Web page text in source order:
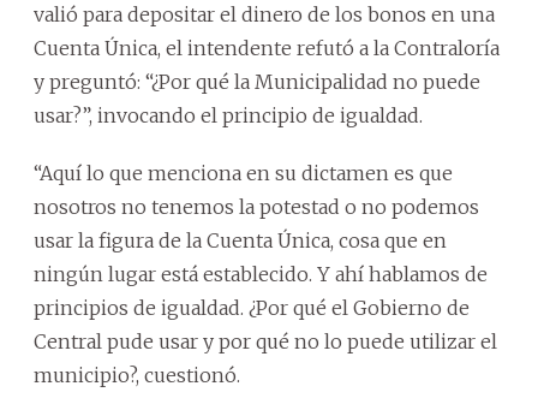
valió para depositar el dinero de los bonos en una
Cuenta Única, el intendente refutó a la Contraloría
y preguntó: “¿Por qué la Municipalidad no puede
usar?”, invocando el principio de igualdad.
“Aquí lo que menciona en su dictamen es que
nosotros no tenemos la potestad o no podemos
usar la figura de la Cuenta Única, cosa que en
ningún lugar está establecido. Y ahí hablamos de
principios de igualdad. ¿Por qué el Gobierno de
Central pude usar y por qué no lo puede utilizar el
municipio?, cuestionó.